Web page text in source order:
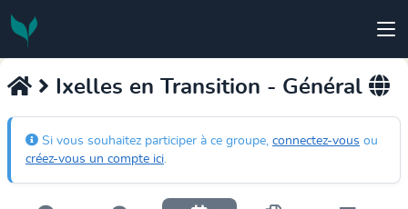
Ixelles en Transition - Général
Si vous souhaitez participer à ce groupe, connectez-vous ou
créez-vous un compte ici.